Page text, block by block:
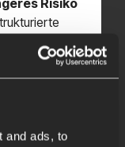
and ads, to
Risiko